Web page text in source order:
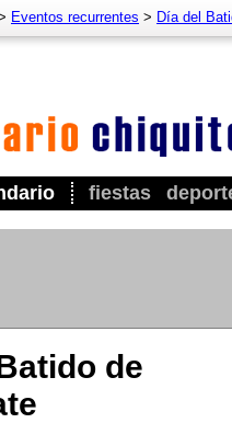
fiestas
Eventos recurrentes > Día del
de